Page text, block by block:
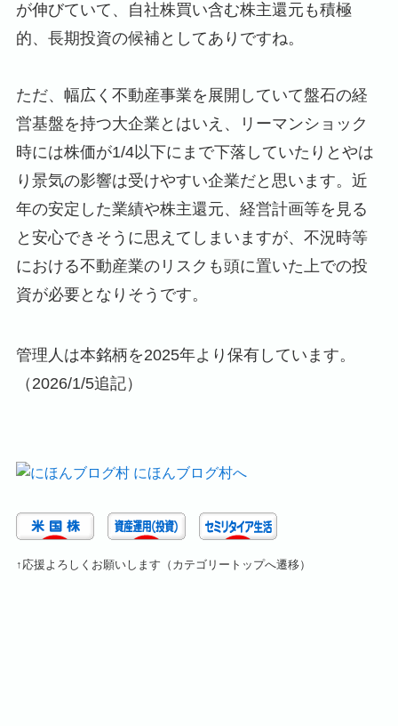
が伸びていて、自社株買い含む株主還元も積極
的、長期投資の候補としてありですね。
ただ、幅広く不動産事業を展開していて盤石の経
営基盤を持つ大企業とはいえ、リーマンショック
時には株価が1/4以下にまで下落していたりとやは
り景気の影響は受けやすい企業だと思います。近
年の安定した業績や株主還元、経営計画等を見る
と安心できそうに思えてしまいますが、不況時等
における不動産業のリスクも頭に置いた上での投
資が必要となりそうです。
管理人は本銘柄を2025年より保有しています。
（2026/1/5追記）
↑応援よろしくお願いします（カテゴリートップへ遷移）